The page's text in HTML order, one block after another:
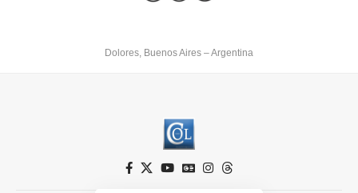
Dolores, Buenos Aires – Argentina